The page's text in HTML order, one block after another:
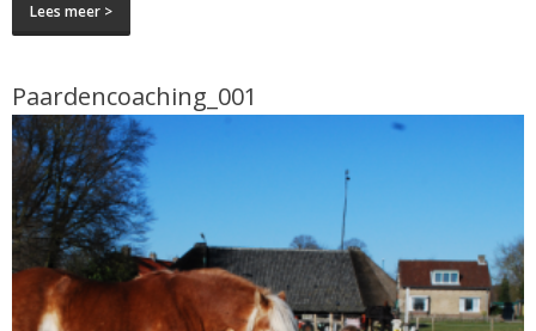
Lees meer >
Paardencoaching_001